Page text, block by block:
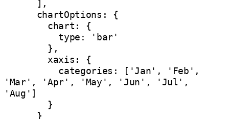
'Mar', 'Apr', 'May', 'Jun', 'Jul',
'Aug']